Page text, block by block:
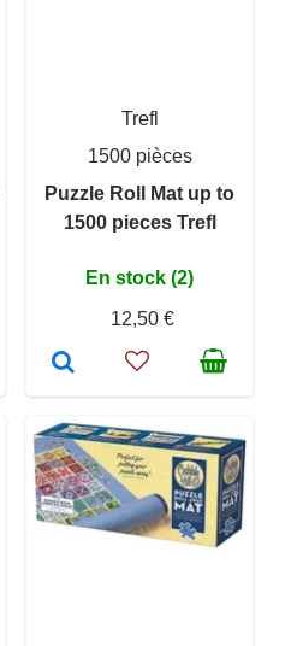
Trefl
1500 pièces
Puzzle Roll Mat up to
1500 pieces Trefl
En stock (2)
12,50 €